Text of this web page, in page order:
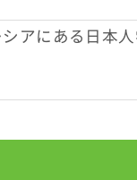
アにある日本人